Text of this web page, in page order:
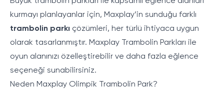
kurmayı planlayanlar için, Maxplay’in sunduğu farklı
trambolin parkı çözümleri, her türlü ihtiyaca uygun
olarak tasarlanmıştır. Maxplay Trambolin Parkları ile
oyun alanınızı özelleştirebilir ve daha fazla eğlence
seçeneği sunabilirsiniz.
Neden Maxplay Olimpik Trambolin Park?